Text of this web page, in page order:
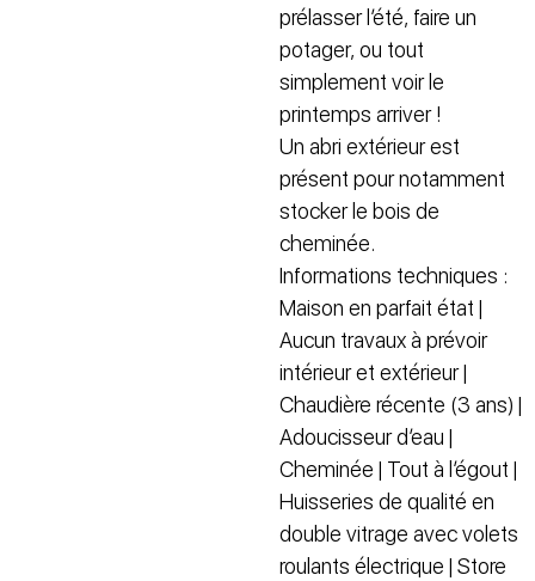
prélasser l’été, faire un
potager, ou tout
simplement voir le
printemps arriver !
Un abri extérieur est
présent pour notamment
stocker le bois de
cheminée.
Informations techniques :
Maison en parfait état |
Aucun travaux à prévoir
intérieur et extérieur |
Chaudière récente (3 ans) |
Adoucisseur d’eau |
Cheminée | Tout à l’égout |
Huisseries de qualité en
double vitrage avec volets
roulants électrique | Store